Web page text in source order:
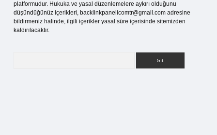
platformudur. Hukuka ve yasal düzenlemelere aykırı olduğunu
düşündüğünüz içerikleri, backlinkpanelicomtr@gmail.com adresine
bildirmeniz halinde, ilgili içerikler yasal süre içerisinde sitemizden
kaldırılacaktır.